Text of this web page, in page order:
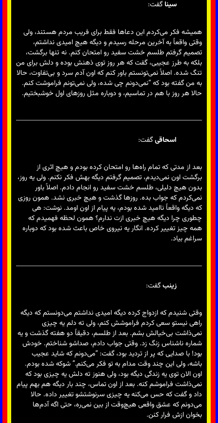
سینا گفت:
همیشه فکر می‌کردم این دعاها فقط برای فریب مردم هستند، ولی
وقتی واقعاً به آخرین مرحله رسیدم و دیگه هیچ امیدی نداشتم،
تصمیم گرفتم طلسم خشت سفید رو امتحان کنم. نه تنها برگشت،
بلکه به طرز عجیبی، گفت که هر روز توی ذهنش بوده و دلش برای من
تنگ شده. اصلاً نمی‌تونستم باور کنم که اون آدم سرد و بی‌تفاوت، حالا
به من گفته بود که “نمی‌دونم چی شده، ولی نمی‌تونم فراموشت کنم.
حالا هر روز با هم در تماسیم، و دوباره مثل روزهای اول خوشبختیم.
اسحاقیگفت:
بعد از مدتی که تمام راه‌ها رو امتحان کرده بودم و هیچ اثری از
برگشت اون نمی‌دیدم، تصمیم گرفتم دیگه بهش فکر نکنم. ولی یه روز،
بدون هیچ دلیلی، طلسم خشت سفید رو انجام دادم. اصلاً باور
نمی‌کردم که جواب بده. روزها گذشت و هیچ خبری نشد. همون روزی
که دیگه واقعاً ناامید شده بودم، یه پیام از اون اومد. نوشت: هی
چطوری چرا دیگه هیچ خبری ازت ندارم؟ همون لحظه فهمیدم که
همه چیز تغییر کرده. انگار یه نیروی خاص باعث شده بود که دوباره
سراغم بیاد.
زینبگفت:
وقتی شنیدم که ازدواج کرده دیگه امیدی نداشتم می‌دونستم که دیگه
راهی نیستو سعی کردم فراموشش کنم، ولی ته دلم یه چیزی
نمی‌ذاشت بی‌خیالش بشم. بعد از طلسم، دقیقاً دو هفته گذشت و یه
شماره ناشناس زنگ زد. وقتی جواب دادم، صداشو شناختم. خودش
بود! با صدایی که پر از تردید بود، گفت: “می‌دونم که شاید عجیب
باشه، ولی این چند وقت مدام به تو فکر می‌کنم.” شوکه شده بودم.
اون الان توی یه زندگی دیگه بود، ولی هنوز ته دلش یه چیزی بود که
نمی‌ذاشت فراموشم کنه. بعد از اون تماس، چند بار دیگه هم بهم پیام
داد و گفت که حس می‌کنه یه چیزی سرنوشتشو تغییر داده. حالا
می‌دونم که عشق واقعی هیچ‌وقت از بین نمی‌ره، حتی اگه آدم‌ها
بخوان ازش فرار کنن.